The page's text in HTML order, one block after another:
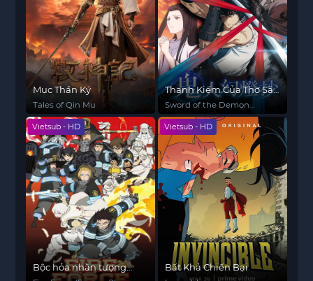
Mục Thần Ký
Tales of Qin Mu
Thanh Kiếm Của Thợ Săn
Quỷ
Sword of the Demon
Hunter: Kijin Gentosho
Vietsub - HD
Bộc hỏa nhân tượng
Vietsub - HD
Bất Khả Chiến Bại